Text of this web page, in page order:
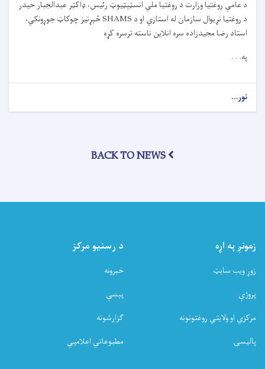
لاسلیک
کړ
د عامې روغتيا وزارت د روغتيا ملي انسټېټیوټ رئيس، ډاکټر عبدالجبار حيدر
د روغتيا نړيوال سازمان له استازي او د SHAMSڅېړنيز چوکاټ جوړونکي،
استاد رضا مجيدزاده سره انلاين ناسته ترسره کړه
په. . .
نور...
د
په
ناسته
ترسره
BACK TO NEWS
زمونږ په اړه
زوړ ویب سایټ
پروژې
مرکزي او ولایتي روغتونونه
پالیسۍ
د رسنیو مرکز
خبرونه
پېښې
ګزارشونه
مطبوعاتي اعلامیې